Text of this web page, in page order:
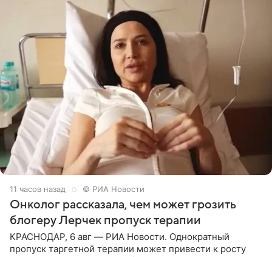
11 часов назад © РИА Новости
Онколог рассказала, чем может грозить
блогеру Лерчек пропуск терапии
КРАСНОДАР, 6 авг — РИА Новости. Однократный
пропуск таргетной терапии может привести к росту